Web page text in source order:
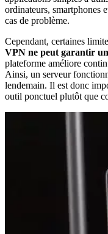
ordinateurs, smartphones
cas de problème.
Cependant, certaines
VPN ne peut garantir
plateforme améliore
Ainsi, un serveur
lendemain. Il est donc
outil ponctuel plutôt que